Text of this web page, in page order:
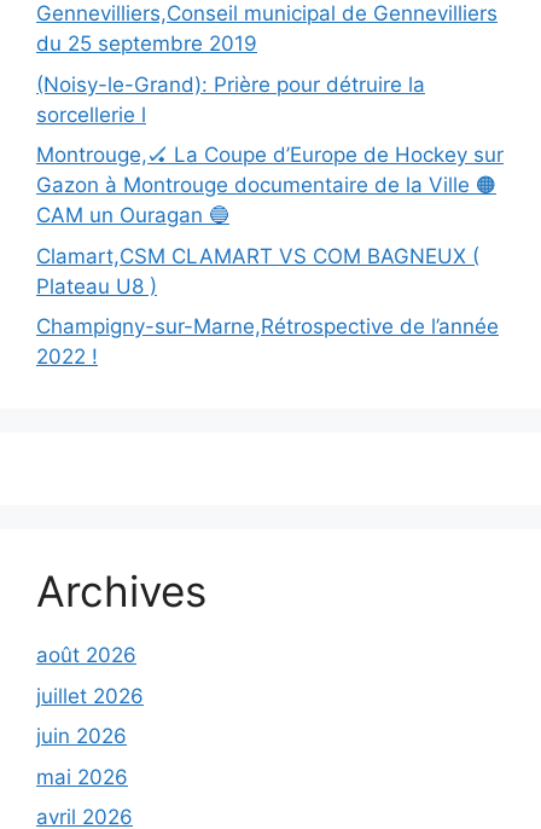
Gennevilliers,Conseil municipal de Gennevilliers
du 25 septembre 2019
(Noisy-le-Grand): Prière pour détruire la
sorcellerie l
Montrouge,🏑 La Coupe d’Europe de Hockey sur
Gazon à Montrouge documentaire de la Ville 🟠
CAM un Ouragan 🔵
Clamart,CSM CLAMART VS COM BAGNEUX (
Plateau U8 )
Champigny-sur-Marne,Rétrospective de l’année
2022 !
Archives
août 2026
juillet 2026
juin 2026
mai 2026
avril 2026